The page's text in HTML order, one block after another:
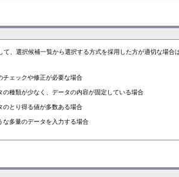
て、選択候補一覧から選択する方式を採用した方が適切な場
チェックや修正が必要な場合
の種類が少なく、データの内容が固定している場合
のとり得る値が多数ある場合
な多量のデータを入力する場合